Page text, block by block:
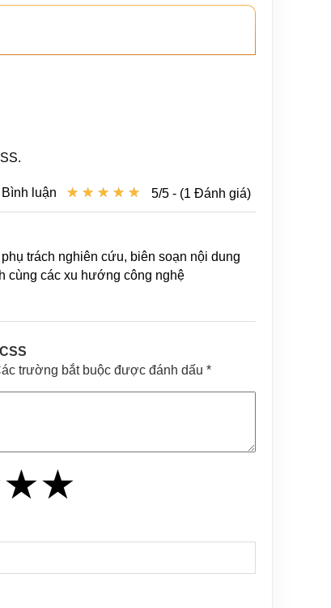
★ ★ ★ ★ ★
★ ★ ★ ★ ★ 5/5 - (1 Đánh giá)
luận
trách nghiên cứu, biên soạn nội dung
cùng các xu hướng công nghệ
trường bắt buộc được đánh dấu *
★
★★